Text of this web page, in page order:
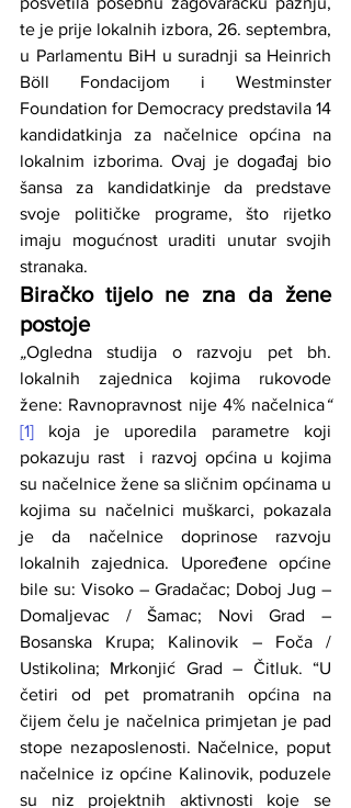
te je prije lokalnih izbora, 26. septembra,
u Parlamentu BiH u suradnji sa Heinrich
Böll Fondacijom i Westminster
Foundation for Democracy predstavila 14
kandidatkinja za načelnice općina na
lokalnim izborima. Ovaj je događaj bio
šansa za kandidatkinje da predstave
svoje političke programe, što rijetko
imaju mogućnost uraditi unutar svojih
stranaka.
Biračko tijelo ne zna da žene
postoje
„Ogledna studija o razvoju pet bh.
lokalnih zajednica kojima rukovode
žene: Ravnopravnost nije 4% načelnica “
[1] koja je uporedila parametre koji
pokazuju rast  i razvoj općina u kojima
su načelnice žene sa sličnim općinama u
kojima su načelnici muškarci, pokazala
je da načelnice doprinose razvoju
lokalnih zajednica. Upoređene općine
bile su: Visoko – Gradačac; Doboj Jug –
Domaljevac / Šamac; Novi Grad –
Bosanska Krupa; Kalinovik – Foča /
Ustikolina; Mrkonjić Grad – Čitluk. “U
četiri od pet promatranih općina na
čijem čelu je načelnica primjetan je pad
stope nezaposlenosti. Načelnice, poput
načelnice iz općine Kalinovik, poduzele
su niz projektnih aktivnosti koje se